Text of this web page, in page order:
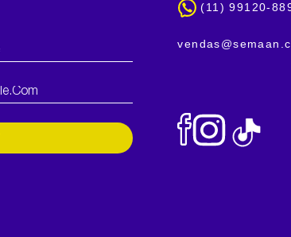
(11) 99120-